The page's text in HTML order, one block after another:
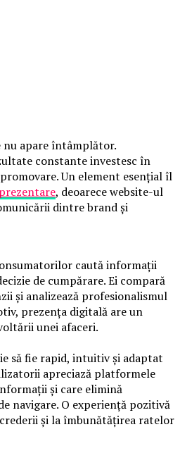
nu apare întâmplător.
constante investesc în
Un element esențial îl
, deoarece website-ul
dintre brand și
caută informații
de cumpărare. Ei compară
și analizează profesionalismul
prezența digitală are un
unei afaceri.
să fie rapid, intuitiv și adaptat
apreciază platformele
și care elimină
navigare. O experiență pozitivă
și la îmbunătățirea ratelor